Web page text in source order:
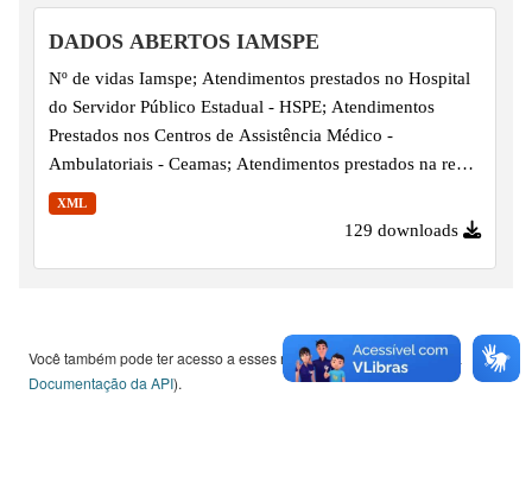
DADOS ABERTOS IAMSPE
Nº de vidas Iamspe; Atendimentos prestados no Hospital
do Servidor Público Estadual - HSPE; Atendimentos
Prestados nos Centros de Assistência Médico -
Ambulatoriais - Ceamas; Atendimentos prestados na rede
contratada e a Rede de prestadores por tipo de serviço e
por Região Administrativa
XML
129 downloads
Você também pode ter acesso a esses registros usando aAPI(veja
Documentação da API).